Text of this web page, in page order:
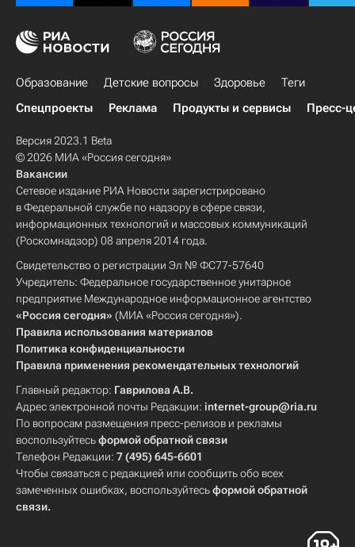
Россия
Образование Детские вопросы Здоровье
Теги
Спецпроекты
Реклама Продукты и сервисы Пресс-
Версия 2023.1 Beta
© 2026 МИА «Россия сегодня»
Вакансии
Сетевое издание РИА Новости зарегистрировано
в Федеральной службе по надзору в сфере связи,
информационных технологий и массовых коммуникаций
(Роскомнадзор) 08 апреля 2014 года.
Свидетельство о регистрации Эл № ФС77-57640
Учредитель: Федеральное государственное унитарное
предприятие Международное информационное агентство
«Россия сегодня» (МИА «Россия сегодня»).
Правила использования материалов
Политика конфиденциальности
Правила применения рекомендательных технологий
Главный редактор: Гаврилова А.В.
Адрес электронной почты Редакции: internet-group@ria.ru
По вопросам размещения пресс-релизов и рекламы
воспользуйтесьформой обратной связи
Телефон Редакции: 7 (495) 645-6601
Чтобы связаться с редакцией или сообщить обо всех
замеченных ошибках, воспользуйтесьформой обратной
связи.